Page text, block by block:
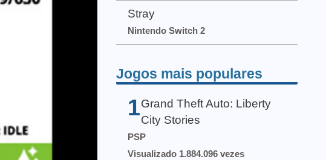
Stray
Nintendo Switch 2
Jogos mais populares
1 Grand Theft Auto: Liberty
City Stories
PSP
Visualizado 1.884.096 vezes